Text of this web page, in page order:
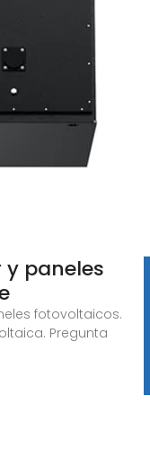
y paneles
fotovoltaicos.
Pregunta